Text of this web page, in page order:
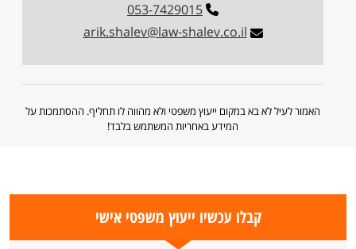
053-7429015
arik.shalev@law-shalev.co.il
האמור לעיל לא בא במקום ייעוץ משפטי ולא מהווה לו תחליף. ההסתמכות על
המידע באחריות המשתמש בלבד!
קבלו עכשיו ייעוץ משפטי אישי